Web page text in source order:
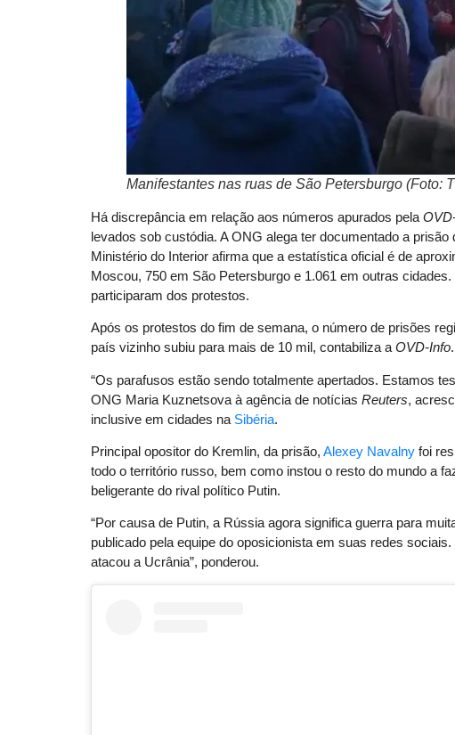
Manifestantes nas ruas de São Petersburgo (Foto:
Há discrepância em relação aos números apurados pela
levados sob custódia. A ONG alega ter documentado a
Ministério do Interior afirma que a estatística oficial é de
Moscou, 750 em São Petersburgo e 1.061 em outras
participaram dos protestos.
Após os protestos do fim de semana, o número de prisões
país vizinho subiu para mais de 10 mil, contabiliza a OVD-Info.
“Os parafusos estão sendo totalmente apertados. Estamos
ONG Maria Kuznetsova à agência de notícias Reuters,
inclusive em cidades na Sibéria.
Principal opositor do Kremlin, da prisão, Alexey Navalny foi
todo o território russo, bem como instou o resto do mundo a
beligerante do rival político Putin.
“Por causa de Putin, a Rússia agora significa guerra para
publicado pela equipe do oposicionista em suas redes
atacou a Ucrânia”, ponderou.